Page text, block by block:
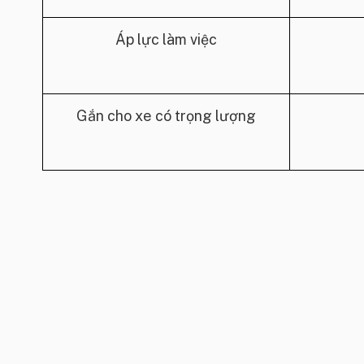
Áp lực làm việc
Gắn cho xe có trọng lượng